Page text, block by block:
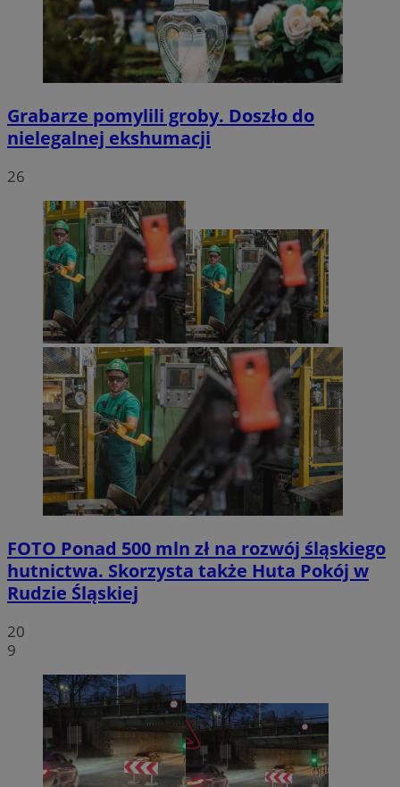
Grabarze pomylili groby. Doszło do
nielegalnej ekshumacji
26
FOTO Ponad 500 mln zł na rozwój śląskiego
hutnictwa. Skorzysta także Huta Pokój w
Rudzie Śląskiej
20
9